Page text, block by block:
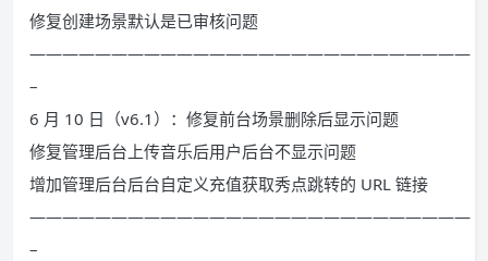
修复创建场景默认是已审核问题
———————————————————————————
–
6 月 10 日（v6.1）：修复前台场景删除后显示问题
修复管理后台上传音乐后用户后台不显示问题
增加管理后台后台自定义充值获取秀点跳转的 URL 链接
———————————————————————————
–